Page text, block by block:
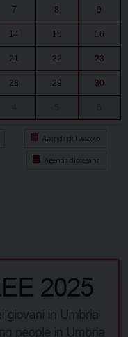
7 8 9
14 15 16
21 22 23
28 29 30
Agenda del vescovo
Agenda diocesana